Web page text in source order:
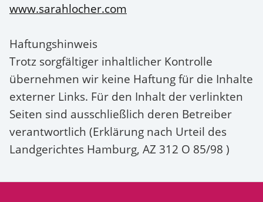
www.sarahlocher.com
Haftungshinweis
Trotz sorgfältiger inhaltlicher Kontrolle
übernehmen wir keine Haftung für die Inhalte
externer Links. Für den Inhalt der verlinkten
Seiten sind ausschließlich deren Betreiber
verantwortlich (Erklärung nach Urteil des
Landgerichtes Hamburg, AZ 312 O 85/98 )